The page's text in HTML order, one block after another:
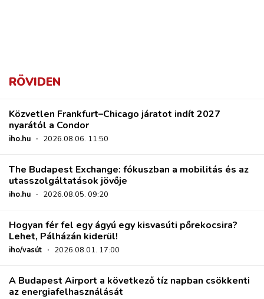
RÖVIDEN
Közvetlen Frankfurt–Chicago járatot indít 2027
nyarától a Condor
iho.hu · 2026.08.06. 11:50
The Budapest Exchange: fókuszban a mobilitás és az
utasszolgáltatások jövője
iho.hu · 2026.08.05. 09:20
Hogyan fér fel egy ágyú egy kisvasúti pőrekocsira?
Lehet, Pálházán kiderül!
iho/vasút · 2026.08.01. 17:00
A Budapest Airport a következő tíz napban csökkenti
az energiafelhasználását